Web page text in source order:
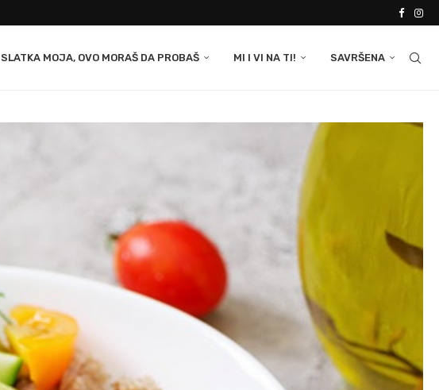
SLATKA MOJA, OVO MORAŠ DA PROBAŠ MI I VI NA TI! SAVRŠENA